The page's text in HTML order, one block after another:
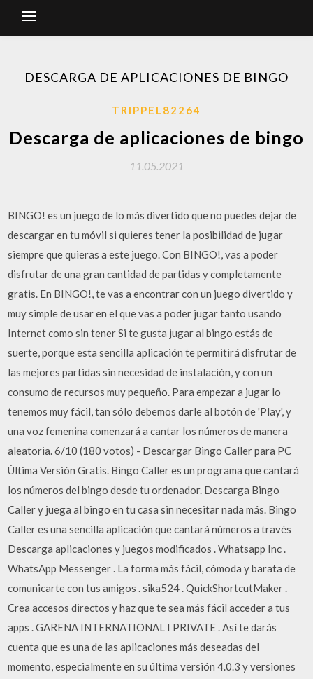
DESCARGA DE APLICACIONES DE BINGO
TRIPPEL82264
Descarga de aplicaciones de bingo
11.05.2021
BINGO! es un juego de lo más divertido que no puedes dejar de
descargar en tu móvil si quieres tener la posibilidad de jugar
siempre que quieras a este juego. Con BINGO!, vas a poder
disfrutar de una gran cantidad de partidas y completamente
gratis. En BINGO!, te vas a encontrar con un juego divertido y
muy simple de usar en el que vas a poder jugar tanto usando
Internet como sin tener Si te gusta jugar al bingo estás de
suerte, porque esta sencilla aplicación te permitirá disfrutar de
las mejores partidas sin necesidad de instalación, y con un
consumo de recursos muy pequeño. Para empezar a jugar lo
tenemos muy fácil, tan sólo debemos darle al botón de 'Play', y
una voz femenina comenzará a cantar los números de manera
aleatoria. 6/10 (180 votos) - Descargar Bingo Caller para PC
Última Versión Gratis. Bingo Caller es un programa que cantará
los números del bingo desde tu ordenador. Descarga Bingo
Caller y juega al bingo en tu casa sin necesitar nada más. Bingo
Caller es una sencilla aplicación que cantará números a través
Descarga aplicaciones y juegos modificados . Whatsapp Inc .
WhatsApp Messenger . La forma más fácil, cómoda y barata de
comunicarte con tus amigos . sika524 . QuickShortcutMaker .
Crea accesos directos y haz que te sea más fácil acceder a tus
apps . GARENA INTERNATIONAL I PRIVATE . Así te darás
cuenta que es una de las aplicaciones más deseadas del
momento, especialmente en su última versión 4.0.3 y versiones